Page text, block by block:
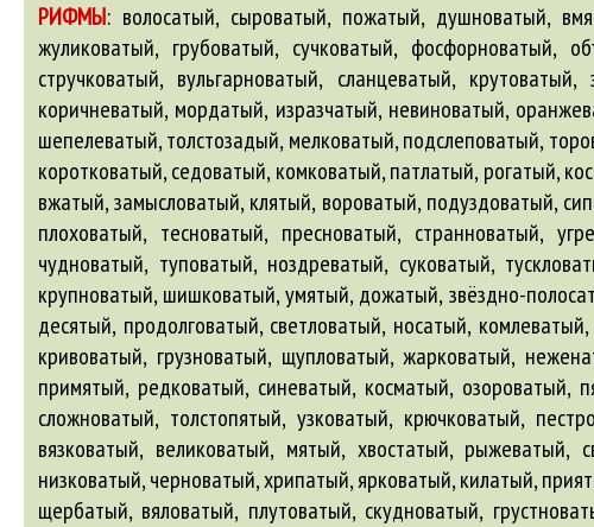
РИФМЫ: волосатый, сыроватый, пожатый, душноватый,
жуликоватый, грубоватый, сучковатый, фосфорноватый,
стручковатый, вульгарноватый, сланцеватый,
коричневатый, мордатый, изразчатый, невиноватый,
шепелеватый, толстозадый, мелковатый, подслеповатый,
коротковатый, седоватый, комковатый, патлатый, рогатый,
вжатый, замысловатый, клятый, вороватый, подуздоватый,
плоховатый, тесноватый, пресноватый, странноватый,
чудноватый, туповатый, ноздреватый, суковатый,
крупноватый, шишковатый, умятый, дожатый, звёздно-
десятый, продолговатый, светловатый, носатый,
кривоватый, грузноватый, щупловатый, жарковатый,
примятый, редковатый, синеватый, косматый, озороватый,
сложноватый, толстопятый, узковатый, крючковатый,
вязковатый, великоватый, мятый, хвостатый,
низковатый, черноватый, хрипатый, ярковатый, килатый,
щербатый, вяловатый, плутоватый, скудноватый,